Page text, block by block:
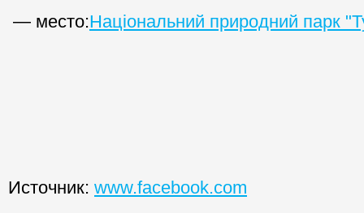
— место:Національний природний парк
Источник: www.facebook.com